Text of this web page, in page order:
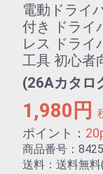
電動ドライ
付き ドライ
レス ドライ
工具 初心者
(26Aカタロ
1,980円
ポイント：
商品番号：
送料：送料無